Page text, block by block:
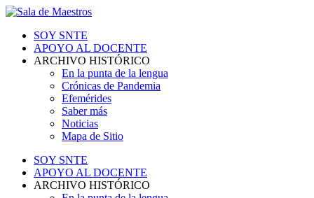
SOY SNTE
APOYO AL DOCENTE
ARCHIVO HISTÓRICO
En la punta de la lengua
Crónicas de Pandemia
Efemérides
Saber más
Noticias
Mapa de Sitio
SOY SNTE
APOYO AL DOCENTE
ARCHIVO HISTÓRICO